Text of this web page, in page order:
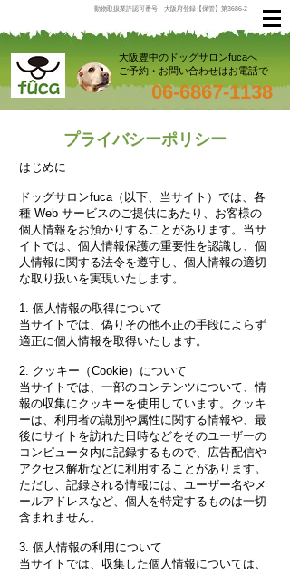
動物取扱業許認可番号 大阪府登録【保管】第3686-2
06-6867-1138
大阪豊中のドッグサロンfucaへ
ご予約・お問い合わせはお電話で
プライバシーポリシー
はじめに
ドッグサロンfuca（以下、当サイト）では、各
種 Web サービスのご提供にあたり、お客様の
個人情報をお預かりすることがあります。当サ
イトでは、個人情報保護の重要性を認識し、個
人情報に関する法令を遵守し、個人情報の適切
な取り扱いを実現いたします。
1. 個人情報の取得について
当サイトでは、偽りその他不正の手段によらず
適正に個人情報を取得いたします。
2. クッキー（Cookie）について
当サイトでは、一部のコンテンツについて、情
報の収集にクッキーを使用しています。クッキ
ーは、利用者の識別や属性に関する情報や、最
後にサイトを訪れた日時などをそのユーザーの
コンピュータ内に記録するもので、広告配信や
アクセス解析などに利用することがあります。
ただし、記録される情報には、ユーザー名やメ
ールアドレスなど、個人を特定するものは一切
含まれません。
3. 個人情報の利用について
当サイトでは、収集した個人情報については、